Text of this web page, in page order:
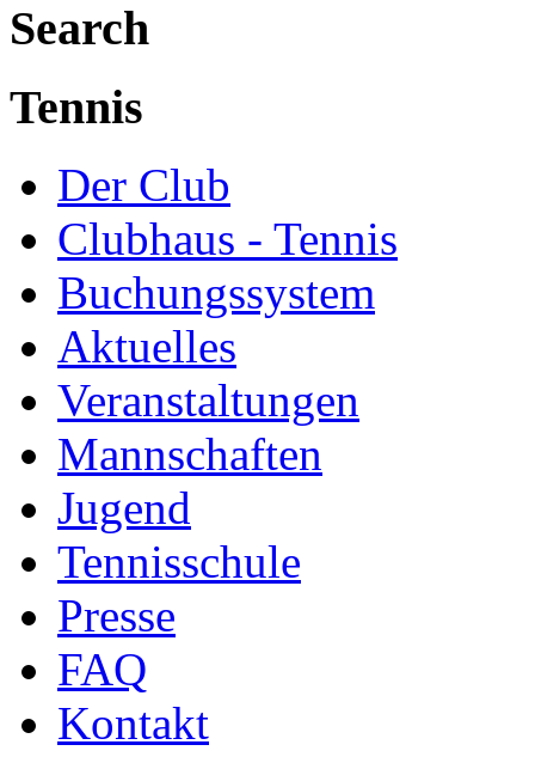
Search
Tennis
Der Club
Clubhaus - Tennis
Buchungssystem
Aktuelles
Veranstaltungen
Mannschaften
Jugend
Tennisschule
Presse
FAQ
Kontakt